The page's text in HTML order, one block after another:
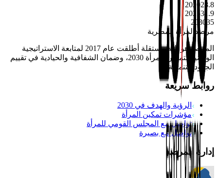
202028.8
202531.9
2030 35
مرصد المرأة المصرية
المرصد هو آلية مستقلة أطلقت عام 2017 لمتابعة الاستراتيجية
الوطنية لتمكين المرأة 2030، وضمان الشفافية والحيادية في تقييم
الجهود التنموية.
روابط سريعة
الرؤية والهدف في 2030
مؤشرات تمكين المرأة
تواصل مع المجلس القومي للمرأة
تواصل مع بصيرة
إدارة المرصد